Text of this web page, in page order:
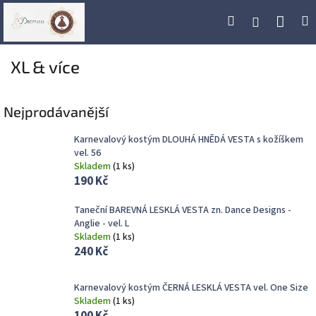
Přejít
Hledat Přihlášení
XL & více
Nejprodávanější
Karnevalový kostým DLOUHÁ HNĚDÁ VESTA s kožíškem
vel. 56
Skladem(1 ks)
190 Kč
Taneční BAREVNÁ LESKLÁ VESTA zn. Dance Designs -
Anglie - vel. L
Skladem(1 ks)
240 Kč
Karnevalový kostým ČERNÁ LESKLÁ VESTA vel. One Size
Skladem(1 ks)